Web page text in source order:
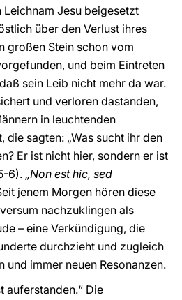
Jesu beigesetzt
über den Verlust ihres
großen Stein schon vom
und beim Eintreten
sein Leib nicht mehr da war.
und verloren dastanden,
in leuchtenden
die sagten: „Was sucht ihr den
Er ist nicht hier, sondern er ist
6). „Non est hic, sed
jenem Morgen hören diese
nachzuklingen als
– eine Verkündigung, die
durchzieht und zugleich
und immer neuen Resonanzen.
auferstanden.“ Die